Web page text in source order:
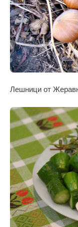
Лешници от